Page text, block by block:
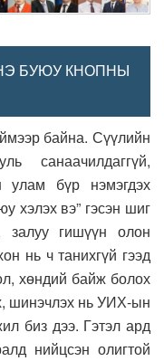
БУЮУ КНОПНЫ
байна. Сүүлийн
санаачилдаггүй,
улам бүр нэмэгдэх
хэлэх вэ” гэсэн шиг
залуу гишүүн олон
нь ч танихгүй гээд
хөндий байж болох
шинэчлэх нь УИХ-ын
биз дээ. Гэтэл ард
нийцсэн олигтой